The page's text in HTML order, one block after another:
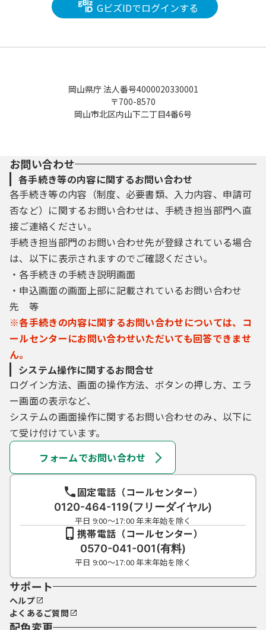
GビズIDでログインする
岡山県庁 法人番号4000020330001
〒700-8570
岡山市北区内山下二丁目4番6号
お問い合わせ
各手続き等の内容に関するお問い合わせ
各手続き等の内容（制度、必要書類、入力内容、申請可
否など）に関するお問い合わせは、手続き担当部門へ直
接ご連絡ください。
手続き担当部門のお問い合わせ先が登録されている場合
は、以下に表示されますのでご確認ください。
・各手続きの手続き説明画面
・申込画面の画面上部に記載されているお問い合わせ
先 等
※各手続きの内容に関するお問い合わせについては、コ
ールセンターにお問い合わせいただいても回答できませ
ん。
システム操作に関するお問合せ
ログイン方法、画面の操作方法、ボタンの押し方、エラ
ー画面の表示など、
システムの画面操作に関するお問い合わせのみ、以下に
て受け付けています。
フォームでお問い合わせ
固定電話（コールセンター）
0120-464-119(フリーダイヤル)
平日 9:00～17:00 年末年始を除く
携帯電話（コールセンター）
0570-041-001(有料)
平日 9:00～17:00 年末年始を除く
サポート
ヘルプ
よくあるご質問